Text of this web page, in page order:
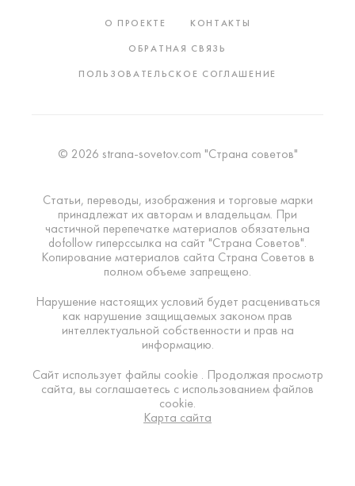
О ПРОЕКТЕ
КОНТАКТЫ
ОБРАТНАЯ СВЯЗЬ
ПОЛЬЗОВАТЕЛЬСКОЕ СОГЛАШЕНИЕ
© 2026 strana-sovetov.com "Страна советов"
Статьи, переводы, изображения и торговые марки
принадлежат их авторам и владельцам. При
частичной перепечатке материалов обязательна
dofollow гиперссылка на сайт "Страна Советов".
Копирование материалов сайта Страна Советов в
полном объеме запрещено.
Нарушение настоящих условий будет расцениваться
как нарушение защищаемых законом прав
интеллектуальной собственности и прав на
информацию.
Сайт использует файлы cookie . Продолжая просмотр
сайта, вы соглашаетесь с использованием файлов
cookie.
Карта сайта